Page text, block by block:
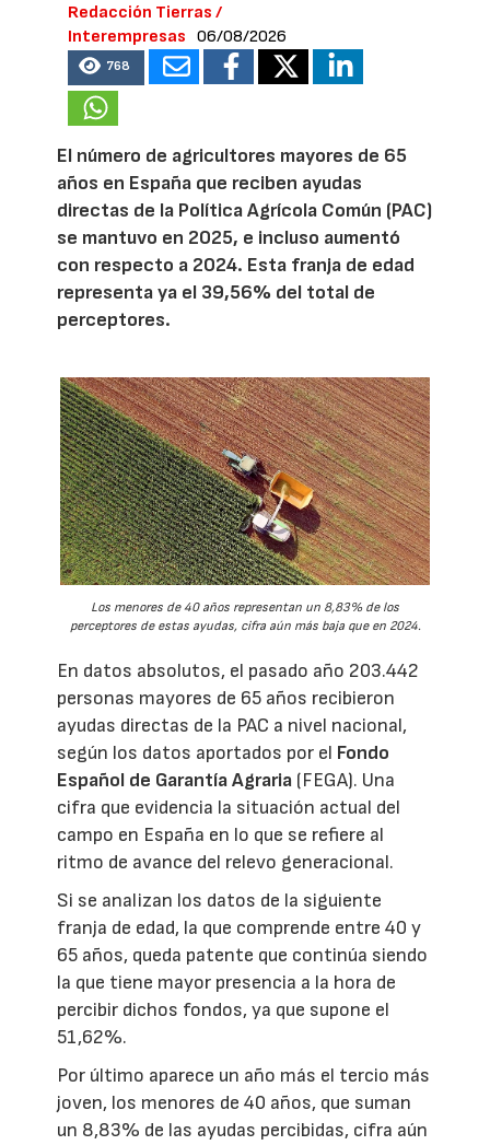
Redacción Tierras /
Interempresas
06/08/2026
768
El número de agricultores mayores de 65
años en España que reciben ayudas
directas de la Política Agrícola Común (PAC)
se mantuvo en 2025, e incluso aumentó
con respecto a 2024. Esta franja de edad
representa ya el 39,56% del total de
perceptores.
Los menores de 40 años representan un 8,83% de los
perceptores de estas ayudas, cifra aún más baja que en 2024.
En datos absolutos, el pasado año 203.442
personas mayores de 65 años recibieron
ayudas directas de la PAC a nivel nacional,
según los datos aportados por el Fondo
Español de Garantía Agraria (FEGA). Una
cifra que evidencia la situación actual del
campo en España en lo que se refiere al
ritmo de avance del relevo generacional.
Si se analizan los datos de la siguiente
franja de edad, la que comprende entre 40 y
65 años, queda patente que continúa siendo
la que tiene mayor presencia a la hora de
percibir dichos fondos, ya que supone el
51,62%.
Por último aparece un año más el tercio más
joven, los menores de 40 años, que suman
un 8,83% de las ayudas percibidas, cifra aún